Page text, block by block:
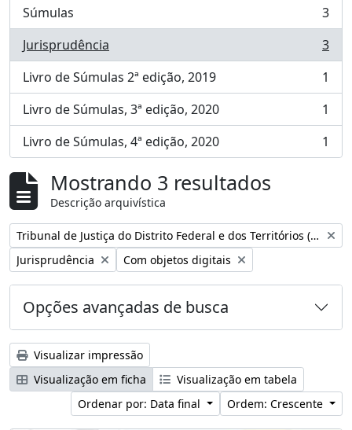
Súmulas
, 3 resultados
3
Jurisprudência
, 3 resultados
3
Livro de Súmulas 2ª edição, 2019
, 1 resultados
1
Livro de Súmulas, 3ª edição, 2020
, 1 resultados
1
Livro de Súmulas, 4ª edição, 2020
, 1 resultados 1
Mostrando 3 resultados
Descrição arquivística
Remover filtro:
Tribunal de Justiça do Distrito Federal e dos Territórios (Brasil)
Remover filtro:
Jurisprudência Remover filtro:
Com objetos digitais
Opções avançadas de busca
Visualizar impressão
Visualização em ficha
Visualização em tabela
Ordenar por: Data final
Ordem: Crescente